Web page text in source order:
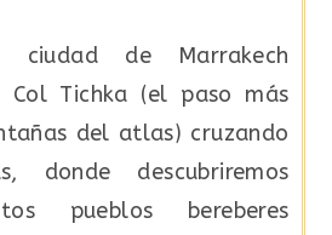
de Marrakech
Col Tichka (el paso más
del atlas) cruzando
donde descubriremos
pueblos bereberes